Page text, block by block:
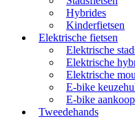
Hybrides
Kinderfietsen
Elektrische fietsen
Elektrische
Elektrische
Elektrische
E-bike
E-bike
Tweedehands